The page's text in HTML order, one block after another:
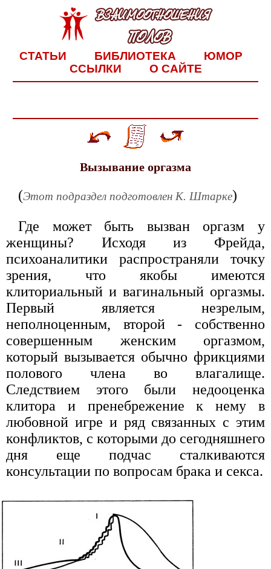
СТАТЬИ БИБЛИОТЕКА
ЮМОР
ССЫЛКИ
О САЙТЕ
Вызывание оргазма
(Этот подраздел подготовлен К. Штарке)
Где может быть вызван оргазм у
женщины? Исходя из Фрейда,
психоаналитики распространяли точку
зрения, что якобы имеются
клиториальный и вагинальный оргазмы.
Первый является незрелым,
неполноценным, второй - собственно
совершенным женским оргазмом,
который вызывается обычно фрикциями
полового члена во влагалище.
Следствием этого были недооценка
клитора и пренебрежение к нему в
любовной игре и ряд связанных с этим
конфликтов, с которыми до сегодняшнего
дня еще подчас сталкиваются
консультации по вопросам брака и секса.